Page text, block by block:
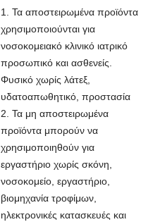
1. Τα αποστειρωμένα προϊόντα
χρησιμοποιούνται για
νοσοκομειακό κλινικό ιατρικό
προσωπικό και ασθενείς.
Φυσικό χωρίς λάτεξ,
υδατοαπωθητικό, προστασία
2. Τα μη αποστειρωμένα
προϊόντα μπορούν να
χρησιμοποιηθούν για
εργαστήριο χωρίς σκόνη,
νοσοκομείο, εργαστήριο,
βιομηχανία τροφίμων,
ηλεκτρονικές κατασκευές και